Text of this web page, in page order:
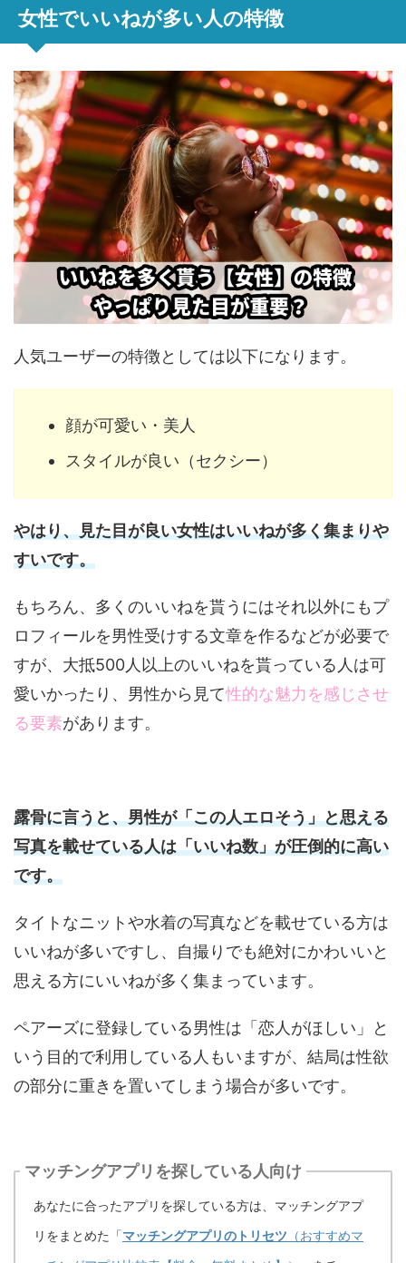
女性でいいねが多い人の特徴
人気ユーザーの特徴としては以下になります。
顔が可愛い・美人
スタイルが良い（セクシー）
やはり、見た目が良い女性はいいねが多く集まりや
すいです。
もちろん、多くのいいねを貰うにはそれ以外にもプ
ロフィールを男性受けする文章を作るなどが必要で
すが、大抵500人以上のいいねを貰っている人は可
愛いかったり、男性から見て性的な魅力を感じさせ
る要素があります。
露骨に言うと、男性が「この人エロそう」と思える
写真を載せている人は「いいね数」が圧倒的に高い
です。
タイトなニットや水着の写真などを載せている方は
いいねが多いですし、自撮りでも絶対にかわいいと
思える方にいいねが多く集まっています。
ペアーズに登録している男性は「恋人がほしい」と
いう目的で利用している人もいますが、結局は性欲
の部分に重きを置いてしまう場合が多いです。
マッチングアプリを探している人向け
あなたに合ったアプリを探している方は、マッチングアプ
リをまとめた「マッチングアプリのトリセツ （おすすめマ